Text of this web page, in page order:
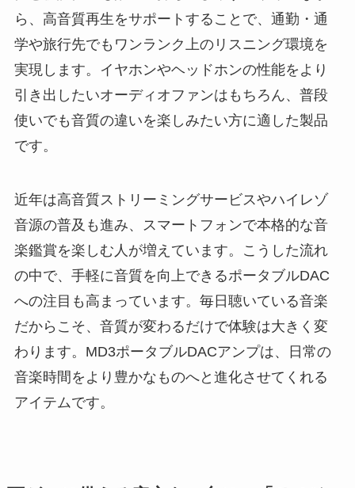
ら、高音質再生をサポートすることで、通勤・通
学や旅行先でもワンランク上のリスニング環境を
実現します。イヤホンやヘッドホンの性能をより
引き出したいオーディオファンはもちろん、普段
使いでも音質の違いを楽しみたい方に適した製品
です。
近年は高音質ストリーミングサービスやハイレゾ
音源の普及も進み、スマートフォンで本格的な音
楽鑑賞を楽しむ人が増えています。こうした流れ
の中で、手軽に音質を向上できるポータブルDAC
への注目も高まっています。毎日聴いている音楽
だからこそ、音質が変わるだけで体験は大きく変
わります。MD3ポータブルDACアンプは、日常の
音楽時間をより豊かなものへと進化させてくれる
アイテムです。